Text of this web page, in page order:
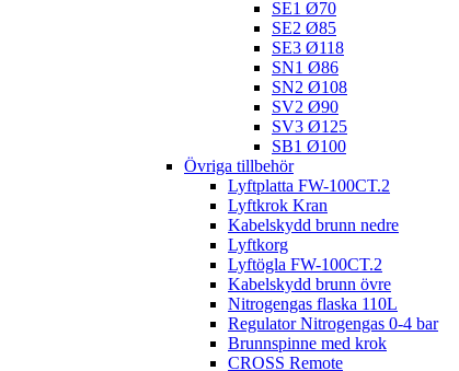
SE1 Ø70
SE2 Ø85
SE3 Ø118
SN1 Ø86
SN2 Ø108
SV2 Ø90
SV3 Ø125
SB1 Ø100
Övriga tillbehör
Lyftplatta FW-100CT.2
Lyftkrok Kran
Kabelskydd brunn nedre
Lyftkorg
Lyftögla FW-100CT.2
Kabelskydd brunn övre
Nitrogengas flaska 110L
Regulator Nitrogengas 0-4 bar
Brunnspinne med krok
CROSS Remote